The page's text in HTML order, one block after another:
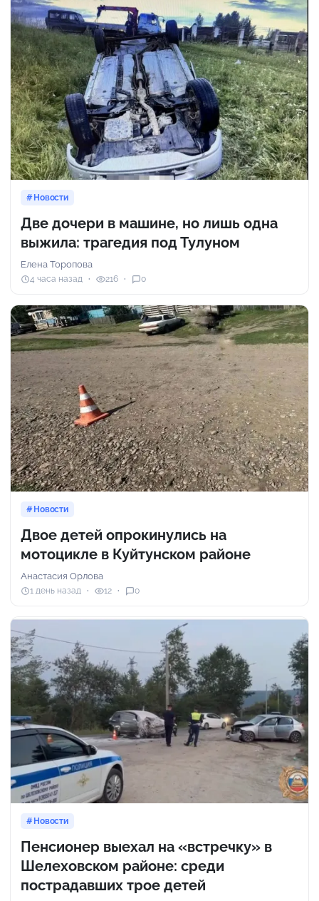
Новости
Две дочери в машине, но лишь одна
выжила: трагедия под Тулуном
Елена Торопова
4 часа назад 216 0
Новости
Двое детей опрокинулись на
мотоцикле в Куйтунском районе
Анастасия Орлова
1 день назад 12 0
Новости
Пенсионер выехал на «встречку» в
Шелеховском районе: среди
пострадавших трое детей